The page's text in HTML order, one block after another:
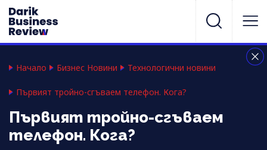
Начало Бизнес Новини Технологични новини
Първият тройно-сгъваем телефон. Кога?
Първият тройно-сгъваем
телефон. Кога?